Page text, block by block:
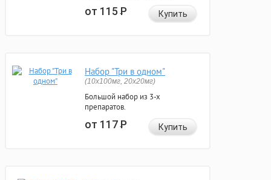
от 115Р Купить
Набор "Три в одном"
(10x100мг, 20x20мг)
Большой набор из 3-х
препаратов.
от 117Р Купить